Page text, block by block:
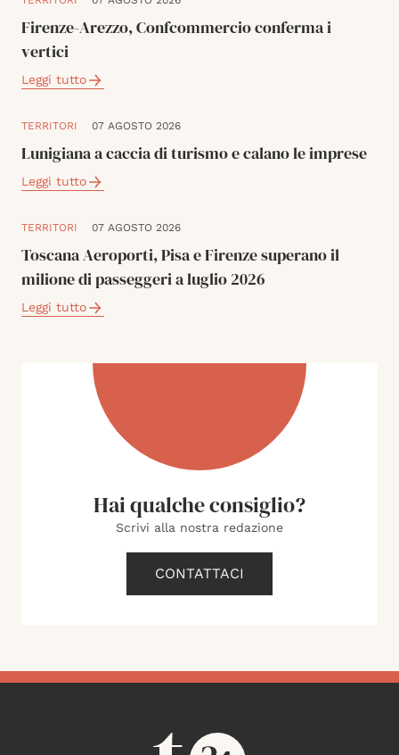
Firenze-Arezzo, Confcommercio conferma i
vertici
Leggi tutto
TERRITORI 07 AGOSTO 2026
Lunigiana a caccia di turismo e calano le imprese
Leggi tutto
TERRITORI 07 AGOSTO 2026
Toscana Aeroporti, Pisa e Firenze superano il
milione di passeggeri a luglio 2026
Leggi tutto
Hai qualche consiglio?
Scrivi alla nostra redazione
CONTATTACI